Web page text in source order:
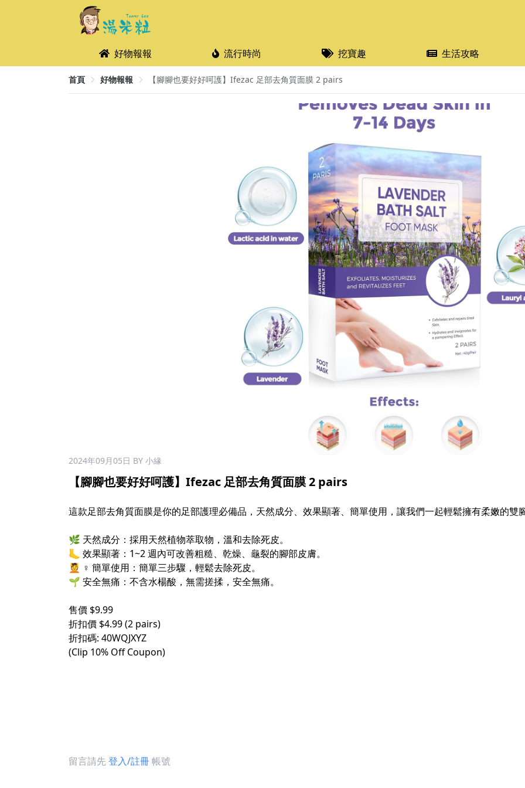
好物報報 流行時尚 挖寶趣 生活攻略
首頁 好物報報 【腳腳也要好好呵護】Ifezac 足部去角質面膜 2 pairs
2024年09月05日 BY 小緣
【腳腳也要好好呵護】Ifezac 足部去角質面膜 2 pairs
這款足部去角質面膜是你的足部護理必備品，天然成分、效果顯著、簡單使用，讓我們一起輕鬆擁有柔嫩的雙
🌿 天然成分：採用天然植物萃取物，溫和去除死皮。
🦶 效果顯著：1~2 週內可改善粗糙、乾燥、龜裂的腳部皮膚。
💆 ♀️ 簡單使用：簡單三步驟，輕鬆去除死皮。
🌱 安全無痛：不含水楊酸，無需搓揉，安全無痛。
售價 $9.99
折扣價 $4.99 (2 pairs)
折扣碼: 40WQJXYZ
(Clip 10% Off Coupon)
留言請先登入/註冊帳號